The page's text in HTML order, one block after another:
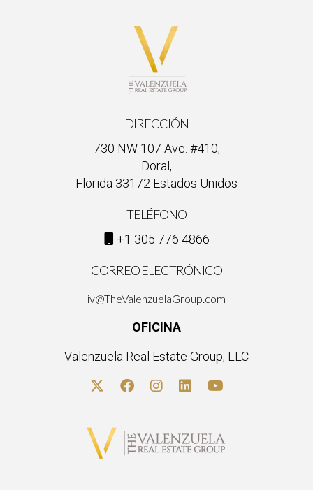
DIRECCIÓN
730 NW 107 Ave. #410,
Doral,
Florida 33172 Estados Unidos
TELÉFONO
+1 305 776 4866
CORREO ELECTRÓNICO
iv@TheValenzuelaGroup.com
OFICINA
Valenzuela Real Estate Group, LLC